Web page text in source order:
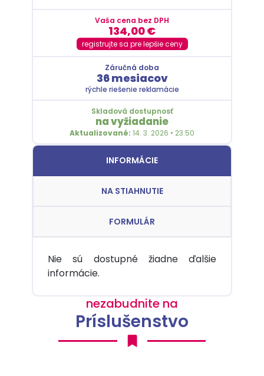
Vaša cena bez DPH
134,00€
registrujte sa pre lepšie ceny
Záručná doba
36 mesiacov
rýchle riešenie reklamácie
Skladová dostupnosť
na vyžiadanie
Aktualizované: 14. 3. 2026 • 23:50
INFORMÁCIE
NA STIAHNUTIE
FORMULÁR
Nie sú dostupné žiadne ďalšie
informácie.
nezabudnite na
Príslušenstvo